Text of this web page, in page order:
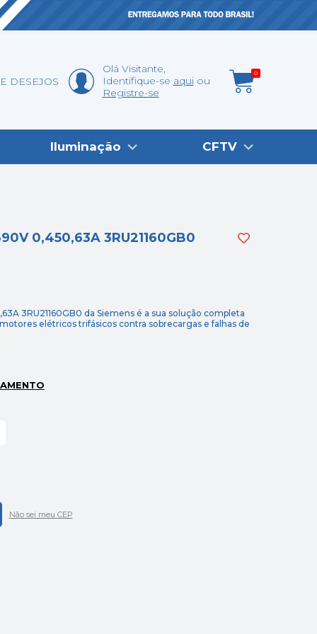
DESEJOS
Olá Visitante,
Identifique-se aqui
Registre-se
0
Iluminação CFTV
0,450,63A 3RU21160GB0
3RU21160GB0 da Siemens é a sua solução completa
elétricos trifásicos contra sobrecargas e falhas de